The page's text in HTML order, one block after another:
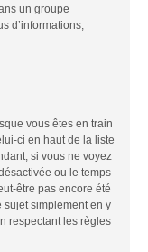
un groupe
d’informations,
vous êtes en train
ci en haut de la liste
si vous ne voyez
ou le temps
être pas encore été
sujet simplement en y
respectant les règles